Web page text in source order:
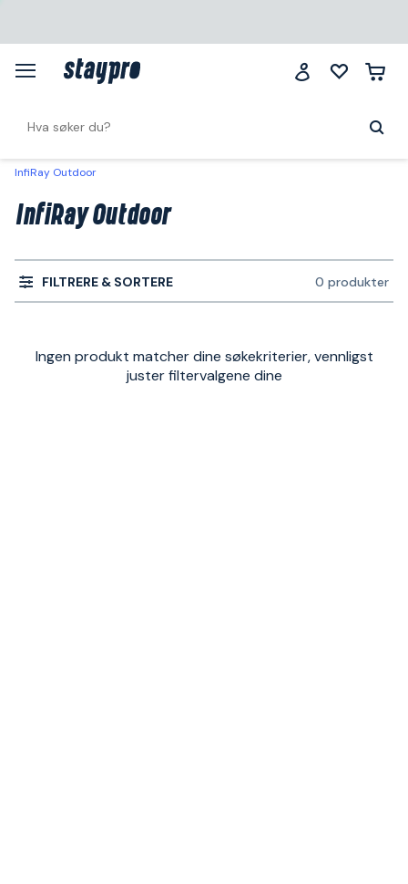
InfiRay Outdoor
InfiRay Outdoor
FILTRERE & SORTERE 0 produkter
Ingen produkt matcher dine søkekriterier, vennligst
juster filtervalgene dine